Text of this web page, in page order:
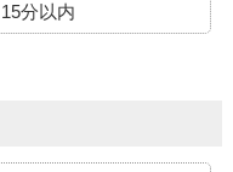
15分以内